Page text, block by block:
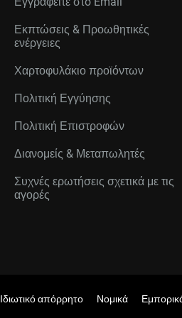
Εκπτώσεις & Προωθητικές
ενέργειες
Χαρτοφυλάκιο προϊόντων
Πολιτική Εγγύησης
Πολιτική Επιστροφών
Διανομείς & Μεταπωλητές
Συχνές ερωτήσεις σχετικά με τις
αγορές
Ιδιωτικό απόρρητο Νομικά